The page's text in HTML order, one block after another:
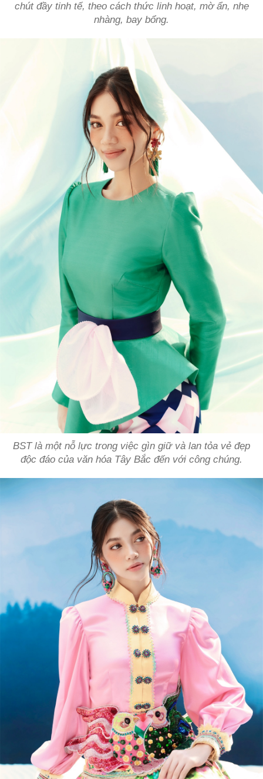
chút đầy tinh tế, theo cách thức linh hoạt, mờ ẩn, nhẹ
nhàng, bay bổng.
BST là một nỗ lực trong việc gìn giữ và lan tỏa vẻ đẹp
độc đáo của văn hóa Tây Bắc đến với công chúng.